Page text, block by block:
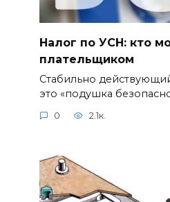
Налог по УСН: кто
плательщиком
Стабильно
это «подушка
0 2.1к.